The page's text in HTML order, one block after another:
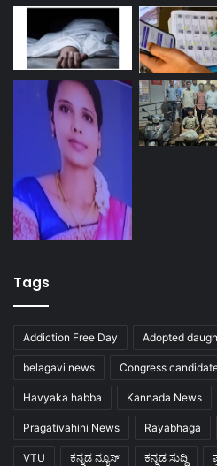
Tags
Addiction Free Day Adopted
belagavi news Congress
Havyaka habba Kannada News
Pragativahini News Rayabhaga
VTU ಕನ್ನಡ ನ್ಯೂಸ್ ಕನ್ನಡ ಸುದ್ದಿ